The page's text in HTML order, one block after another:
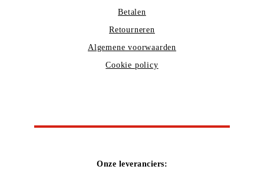
Betalen
Retourneren
Algemene voorwaarden
Cookie policy
Onze leveranciers: